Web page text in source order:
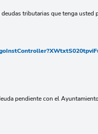
tributarias que tenga
pendiente con el